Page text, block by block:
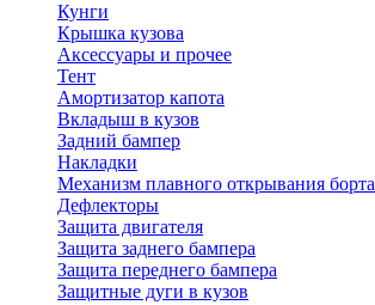
Кунги
Крышка кузова
Аксессуары и прочее
Тент
Амортизатор капота
Вкладыш в кузов
Задний бампер
Накладки
Механизм плавного открывания борта
Дефлекторы
Защита двигателя
Защита заднего бампера
Защита переднего бампера
Защитные дуги в кузов